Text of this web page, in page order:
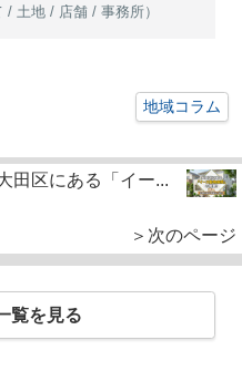
/ 土地 / 店舗 / 事務所）
地域コラム
田区にある「イー...
＞次のページ
覧を見る